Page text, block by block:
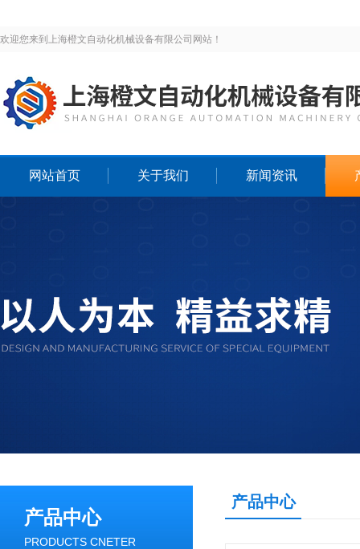
欢迎您来到上海橙文自动化机械设备有限公司网站！
网站首页 关于我们 新闻资讯
产品中心
PRODUCTS CNETER
产品中心